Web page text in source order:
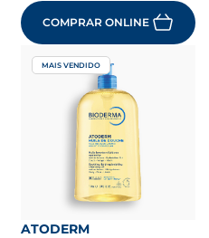
COMPRAR ONLINE
MAIS VENDIDO
ATODERM